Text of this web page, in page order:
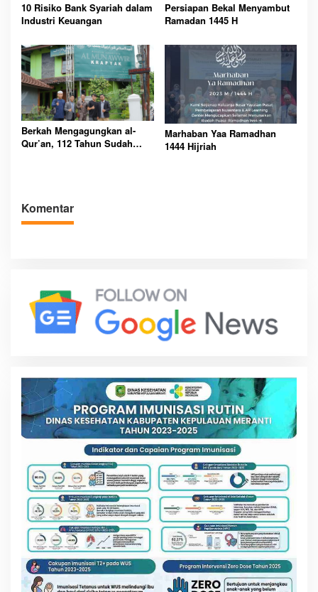
10 Risiko Bank Syariah dalam
Industri Keuangan
Persiapan Bekal Menyambut
Ramadan 1445 H
Berkah Mengagungkan al-
Qur’an, 112 Tahun Sudah
Marhaban Yaa Ramadhan
1444 Hijriah
Komentar